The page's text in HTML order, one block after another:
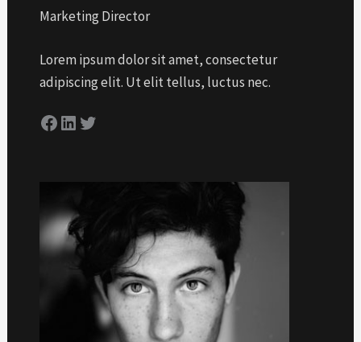
Marketing Director
Lorem ipsum dolor sit amet, consectetur
adipiscing elit. Ut elit tellus, luctus nec.
Facebook LinkedIn Twitter